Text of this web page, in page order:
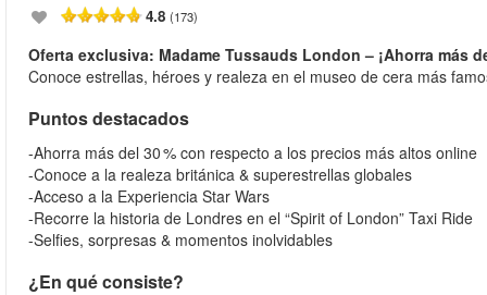
4.8 (173)
Oferta exclusiva: Madame Tussauds London – ¡Ahorra más
Conoce estrellas, héroes y realeza en el museo de cera más
Puntos destacados
-Ahorra más del 30 % con respecto a los precios más altos online
-Conoce a la realeza británica & superestrellas globales
-Acceso a la Experiencia Star Wars
-Recorre la historia de Londres en el “Spirit of London” Taxi Ride
-Selfies, sorpresas & momentos inolvidables
¿En qué consiste?